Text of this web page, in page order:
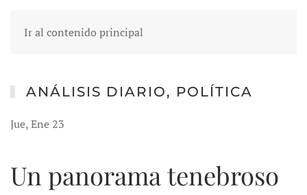
Ir al contenido principal
ANÁLISIS DIARIO, POLÍTICA
Jue, Ene 23
Un panorama tenebroso